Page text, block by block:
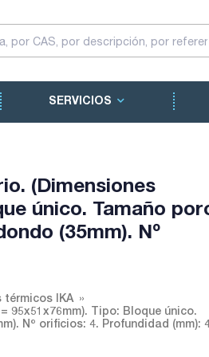
SERVICIOS
(Dimensiones
único. Tamaño
(35mm). Nº
térmicos IKA
95x51x76mm). Tipo: Bloque único.
Nº orificios: 4. Profundidad (mm):